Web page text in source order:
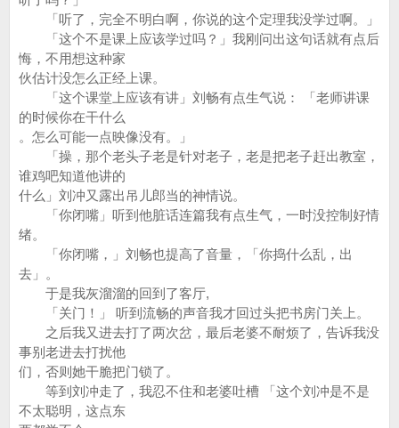
「听了，完全不明白啊，你说的这个定理我没学过啊。」
「这个不是课上应该学过吗？」我刚问出这句话就有点后
悔，不用想这种家
伙估计没怎么正经上课。
「这个课堂上应该有讲」刘畅有点生气说： 「老师讲课
的时候你在干什么
。怎么可能一点映像没有。」
「操，那个老头子老是针对老子，老是把老子赶出教室，
谁鸡吧知道他讲的
什么」刘冲又露出吊儿郎当的神情说。
「你闭嘴」听到他脏话连篇我有点生气，一时没控制好情
绪。
「你闭嘴，」刘畅也提高了音量，「你捣什么乱，出
去」。
于是我灰溜溜的回到了客厅,
「关门！」 听到流畅的声音我才回过头把书房门关上。
之后我又进去打了两次岔，最后老婆不耐烦了，告诉我没
事别老进去打扰他
们，否则她干脆把门锁了。
等到刘冲走了，我忍不住和老婆吐槽 「这个刘冲是不是
不太聪明，这点东